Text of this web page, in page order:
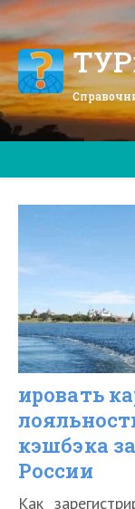
Перейти
к
содержимому
ировать
кэшбэка
России
Как